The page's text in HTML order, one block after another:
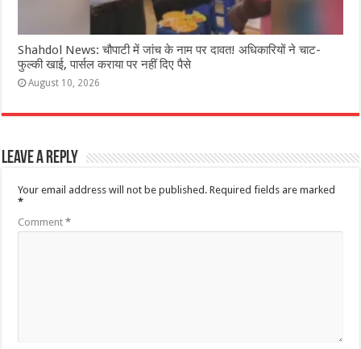
Shahdol News: चौपाटी में जांच के नाम पर दावत! अधिकारियों ने चाट-
फुल्की खाई, पार्सल कराया पर नहीं दिए पैसे
August 10, 2026
Leave a Reply
Your email address will not be published. Required fields are marked
*
Comment*